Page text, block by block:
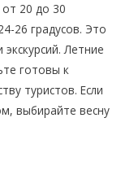
20 до 30
26 градусов. Это
Летние
готовы к
туристов. Если
выбирайте весну